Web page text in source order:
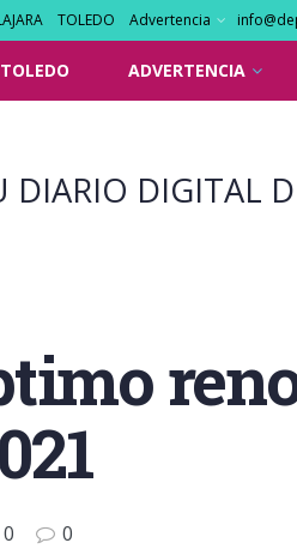
TOLEDO Advertencia
TOLEDO ADVERTENCIA
DIARIO DIGITAL
0 0